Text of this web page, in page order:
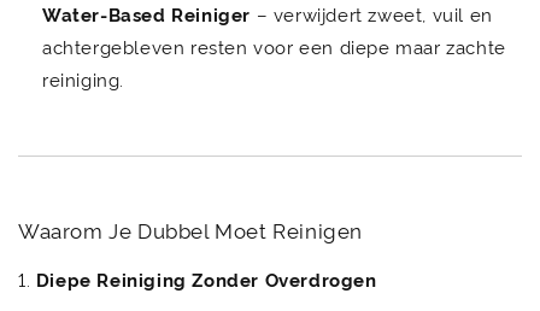
Water-Based Reiniger – verwijdert zweet, vuil en
achtergebleven resten voor een diepe maar zachte
reiniging.
Waarom Je Dubbel Moet Reinigen
1. Diepe Reiniging Zonder Overdrogen